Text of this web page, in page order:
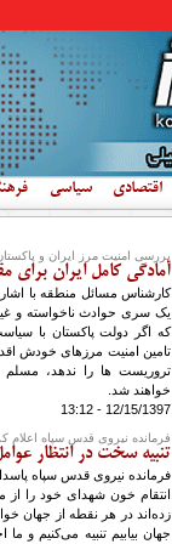
اقتصادی سیاسی
بررسی امنیت مرز ایران و
آمادگی کامل ایران برای
کارشناس مسائل منطقه با
یک سری حوادث ناخواسته و
که اگر دولت پاکستان با
تامین امنیت مرزهای خودش
تروریست ها را ندهد، مسلم
خواهند شد.
12/15/1397 - 13:12
فرمانده نیروی قدس سپاه اعلام
تنبیه سخت در انتظار
فرمانده نیروی قدس سپاه
انتقام خون شهدای خود را از
زده‌اند در هر نقطه از جهان
جهان بیابیم تنبیه می‌کنیم و